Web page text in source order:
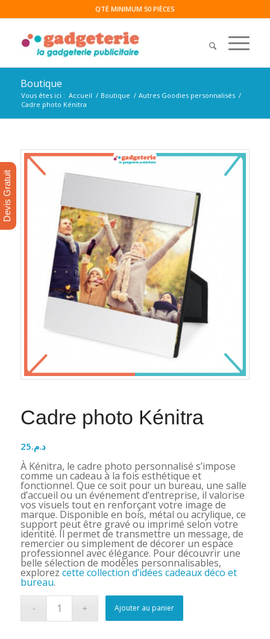
QTÉ MINIMUM 50 PIÈCES
Boutique
Vous êtes ici : Accueil / Boutique / Autres Goodies personnalisés /
Cadre photo Kénitra
Cadre photo Kénitra
د.م.25
À Kénitra, le cadre photo personnalisé s’impose
comme un cadeau à la fois esthétique et
fonctionnel. Que ce soit pour un bureau, une salle
d’accueil ou un événement d’entreprise, il valorise
vos visuels tout en renforçant votre image de
marque. Disponible en bois, métal ou acrylique, ce
support peut être gravé ou imprimé selon votre
identité. Il permet de transmettre un message, de
remercier ou simplement de décorer un espace
professionnel avec élégance. Pour découvrir une
belle sélection de modèles personnalisables,
explorez cette collection d’idées cadeaux déco et
bureau.
Ajouter au panier
Devis Gratuit